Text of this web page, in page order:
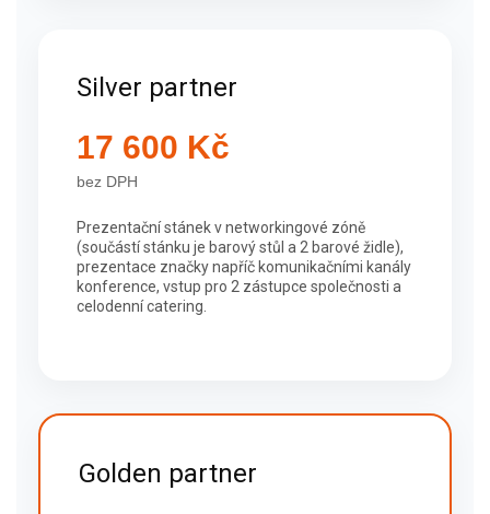
Silver partner
17 600 Kč
bez DPH
Prezentační stánek v networkingové zóně
(součástí stánku je barový stůl a 2 barové židle),
prezentace značky napříč komunikačními kanály
konference, vstup pro 2 zástupce společnosti a
celodenní catering.
Golden partner